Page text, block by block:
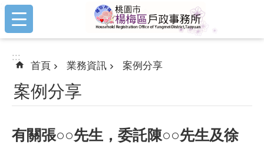
跳到主要內容區塊
:::
:::
首頁 業務資訊 案例分享
案例分享
有關張○○先生，委託陳○○先生及徐